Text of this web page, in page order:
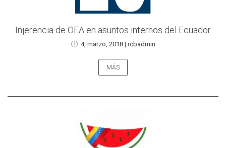
Injerencia de OEA en asuntos internos del Ecuador
4, marzo, 2018 | rcbadmin
MÁS